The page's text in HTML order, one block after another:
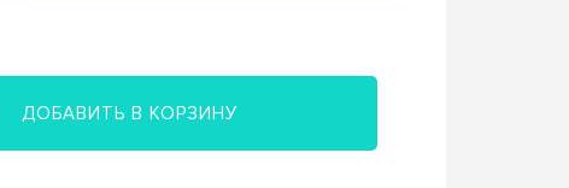
ДОБАВИТЬ В КОРЗИНУ